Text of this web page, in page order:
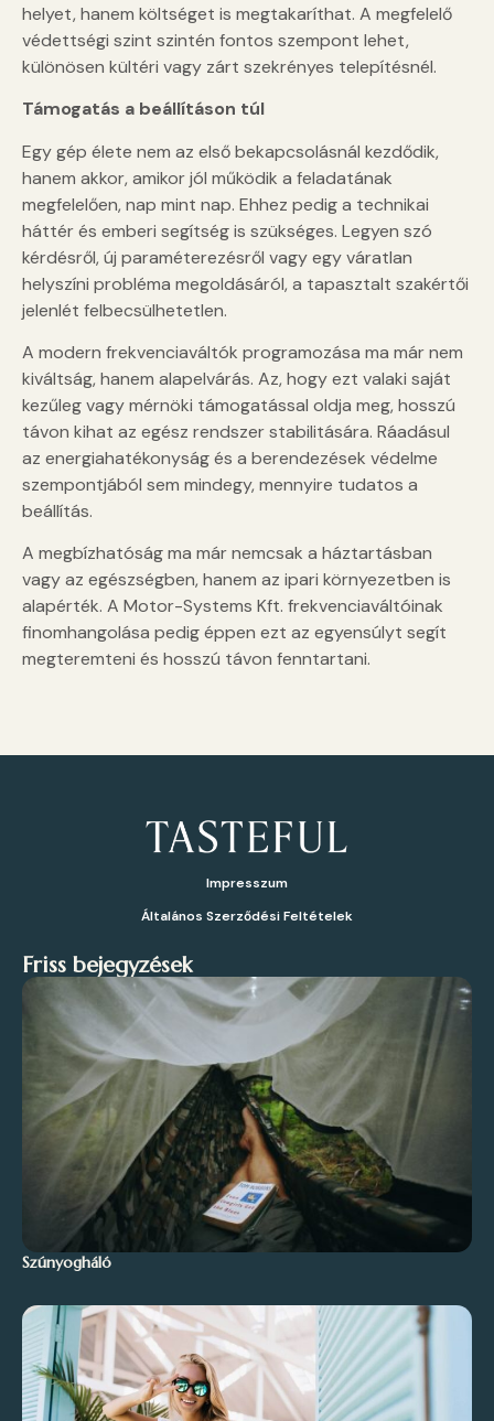
helyet, hanem költséget is megtakaríthat. A megfelelő
védettségi szint szintén fontos szempont lehet,
különösen kültéri vagy zárt szekrényes telepítésnél.
Támogatás a beállításon túl
Egy gép élete nem az első bekapcsolásnál kezdődik,
hanem akkor, amikor jól működik a feladatának
megfelelően, nap mint nap. Ehhez pedig a technikai
háttér és emberi segítség is szükséges. Legyen szó
kérdésről, új paraméterezésről vagy egy váratlan
helyszíni probléma megoldásáról, a tapasztalt szakértői
jelenlét felbecsülhetetlen.
A modern frekvenciaváltók programozása ma már nem
kiváltság, hanem alapelvárás. Az, hogy ezt valaki saját
kezűleg vagy mérnöki támogatással oldja meg, hosszú
távon kihat az egész rendszer stabilitására. Ráadásul
az energiahatékonyság és a berendezések védelme
szempontjából sem mindegy, mennyire tudatos a
beállítás.
A megbízhatóság ma már nemcsak a háztartásban
vagy az egészségben, hanem az ipari környezetben is
alapérték. A Motor-Systems Kft. frekvenciaváltóinak
finomhangolása pedig éppen ezt az egyensúlyt segít
megteremteni és hosszú távon fenntartani.
Impresszum
Általános Szerződési Feltételek
Friss bejegyzések
Szúnyogháló